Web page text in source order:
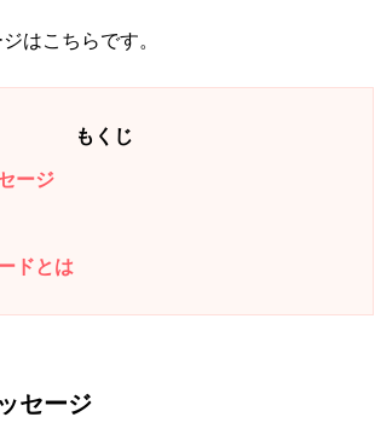
はこちらです。
もくじ
ージ
ドとは
セージ